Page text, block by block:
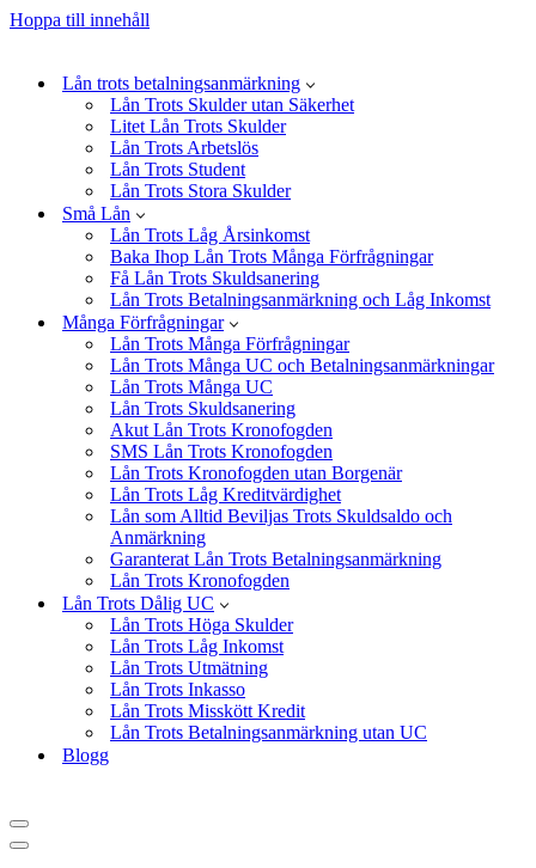
Hoppa till innehåll
Lån trots betalningsanmärkning
Lån Trots Skulder utan Säkerhet
Litet Lån Trots Skulder
Lån Trots Arbetslös
Lån Trots Student
Lån Trots Stora Skulder
Små Lån
Lån Trots Låg Årsinkomst
Baka Ihop Lån Trots Många Förfrågningar
Få Lån Trots Skuldsanering
Lån Trots Betalningsanmärkning och Låg Inkomst
Många Förfrågningar
Lån Trots Många Förfrågningar
Lån Trots Många UC och Betalningsanmärkningar
Lån Trots Många UC
Lån Trots Skuldsanering
Akut Lån Trots Kronofogden
SMS Lån Trots Kronofogden
Lån Trots Kronofogden utan Borgenär
Lån Trots Låg Kreditvärdighet
Lån som Alltid Beviljas Trots Skuldsaldo och
Anmärkning
Garanterat Lån Trots Betalningsanmärkning
Lån Trots Kronofogden
Lån Trots Dålig UC
Lån Trots Höga Skulder
Lån Trots Låg Inkomst
Lån Trots Utmätning
Lån Trots Inkasso
Lån Trots Misskött Kredit
Lån Trots Betalningsanmärkning utan UC
Blogg
Navigeringsmeny
Navigeringsmeny